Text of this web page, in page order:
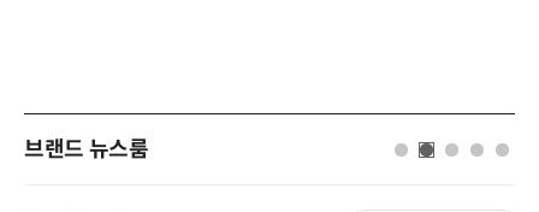
브랜드 뉴스룸